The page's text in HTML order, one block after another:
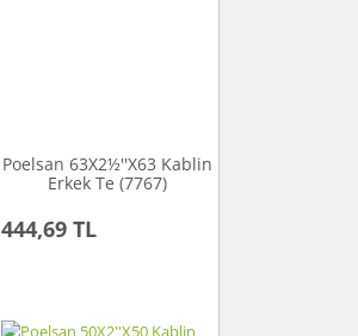
Poelsan 63X2½''X63 Kablin
Erkek Te (7767)
444,69 TL